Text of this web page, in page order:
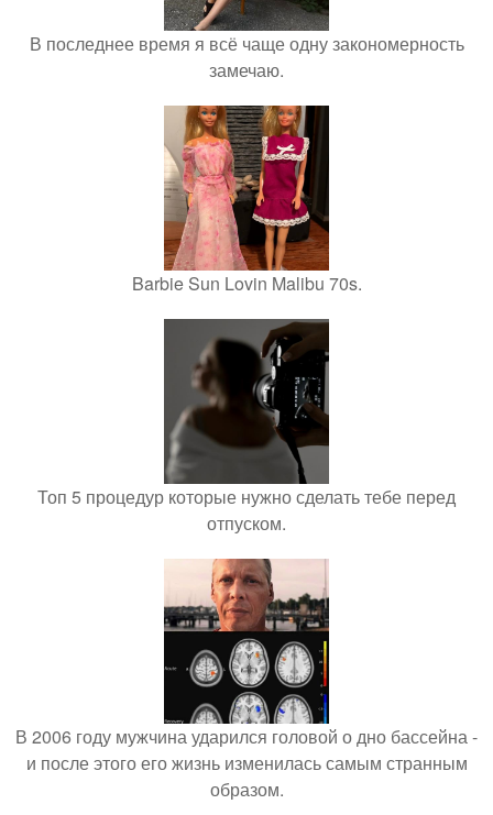
В последнее время я всё чаще одну закономерность
замечаю.
Barbie Sun Lovin Malibu 70s.
Топ 5 процедур которые нужно сделать тебе перед
отпуском.
В 2006 году мужчина ударился головой о дно бассейна -
и после этого его жизнь изменилась самым странным
образом.